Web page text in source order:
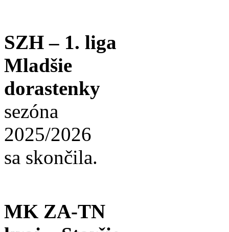
SZH – 1. liga
Mladšie
dorastenky
sezóna
2025/2026
sa skončila.
MK ZA-TN